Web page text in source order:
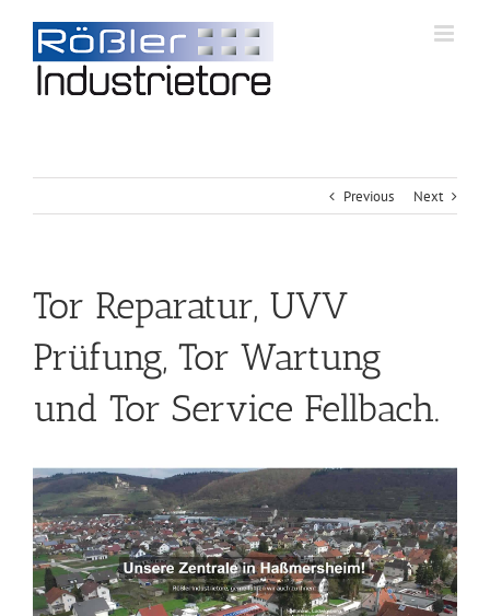
Previous Next
Tor Reparatur, UVV
Prüfung, Tor Wartung
und Tor Service Fellbach.